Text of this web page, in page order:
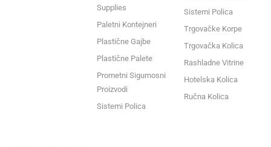
Supplies
Paletni Kontejneri
Plastične Gajbe
Plastične Palete
Prometni Sigurnosni
Proizvodi
Sistemi Polica
Sistemi Polica
Trgovačke Korpe
Trgovačka Kolica
Rashladne Vitrine
Hotelska Kolica
Ručna Kolica